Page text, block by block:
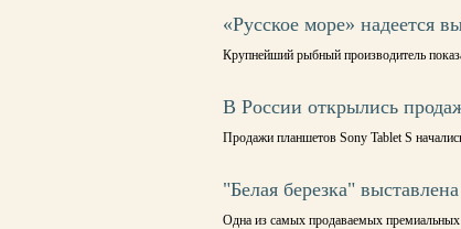
«Русское море» надеется
Крупнейший рыбный производитель
В России открылись
Продажи планшетов Sony Tablet S
"Белая березка"
Одна из самых продаваемых